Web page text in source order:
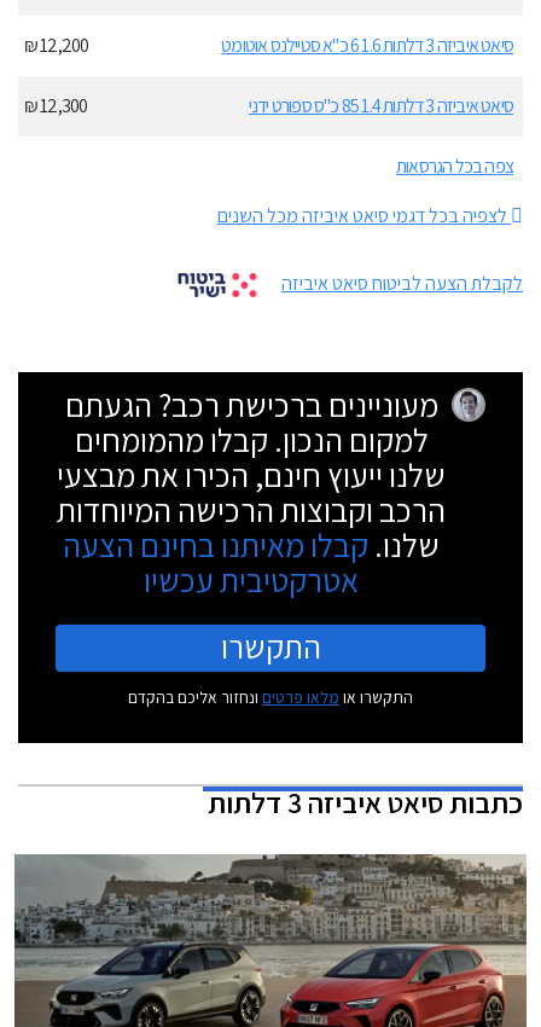
סיאט איביזה 3 דלתות 1.6 6 כ"א סטיילנס אוטומט 12,200 ₪
סיאט איביזה 3 דלתות 1.4 85 כ"ס ספורט ידני 12,300 ₪
צפה בכל הגרסאות
לצפיה בכל דגמי סיאט איביזה מכל השנים
לקבלת הצעה לביטוח סיאט איביזה
מעוניינים ברכישת רכב? הגעתם
למקום הנכון. קבלו מהמומחים
שלנו ייעוץ חינם, הכירו את מבצעי
הרכב וקבוצות הרכישה המיוחדות
שלנו. קבלו מאיתנו בחינם הצעה
אטרקטיבית עכשיו
התקשרו
התקשרו או מלאו פרטים ונחזור אליכם בהקדם
כתבותסיאט איביזה 3 דלתות